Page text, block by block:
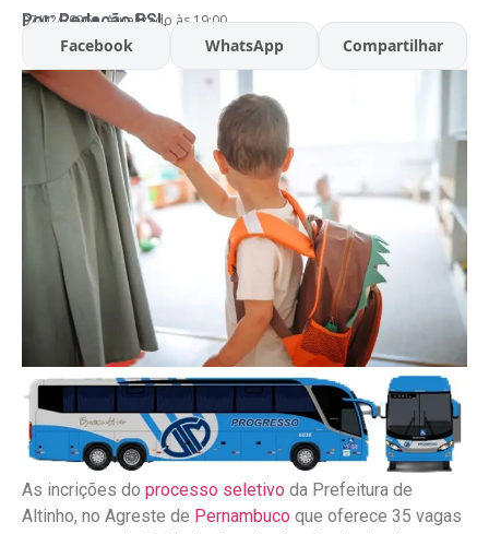
Por:Redação BSL
07/02/2026 Atualizado às 19:00
Facebook WhatsApp Compartilhar
As incrições do processo seletivo da Prefeitura de
Altinho, no Agreste de Pernambuco que oferece 35 vagas